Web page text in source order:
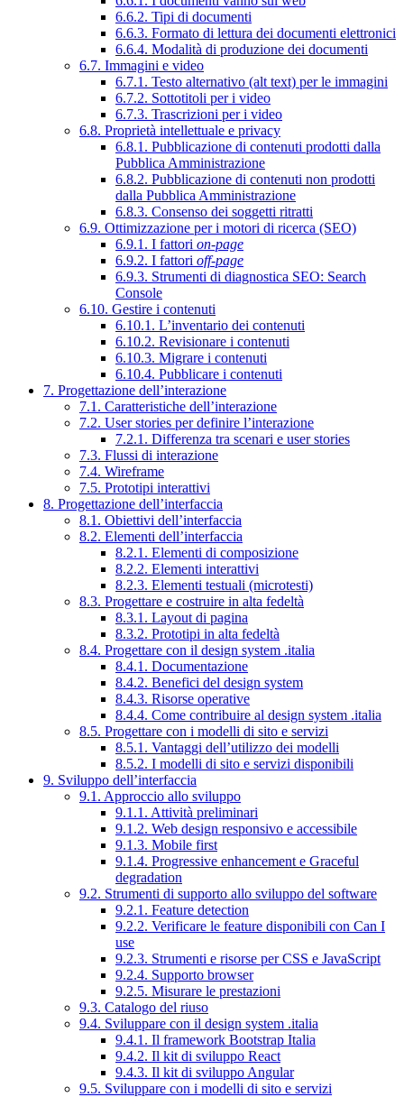
6.6.2. Tipi di documenti
6.6.3. Formato di lettura dei documenti elettronici
6.6.4. Modalità di produzione dei documenti
6.7. Immagini e video
6.7.1. Testo alternativo (alt text) per le immagini
6.7.2. Sottotitoli per i video
6.7.3. Trascrizioni per i video
6.8. Proprietà intellettuale e privacy
6.8.1. Pubblicazione di contenuti prodotti dalla
Pubblica Amministrazione
6.8.2. Pubblicazione di contenuti non prodotti
dalla Pubblica Amministrazione
6.8.3. Consenso dei soggetti ritratti
6.9. Ottimizzazione per i motori di ricerca (SEO)
6.9.1. I fattori on-page
6.9.2. I fattori off-page
6.9.3. Strumenti di diagnostica SEO: Search
Console
6.10. Gestire i contenuti
6.10.1. L’inventario dei contenuti
6.10.2. Revisionare i contenuti
6.10.3. Migrare i contenuti
6.10.4. Pubblicare i contenuti
7. Progettazione dell’interazione
7.1. Caratteristiche dell’interazione
7.2. User stories per definire l’interazione
7.2.1. Differenza tra scenari e user stories
7.3. Flussi di interazione
7.4. Wireframe
7.5. Prototipi interattivi
8. Progettazione dell’interfaccia
8.1. Obiettivi dell’interfaccia
8.2. Elementi dell’interfaccia
8.2.1. Elementi di composizione
8.2.2. Elementi interattivi
8.2.3. Elementi testuali (microtesti)
8.3. Progettare e costruire in alta fedeltà
8.3.1. Layout di pagina
8.3.2. Prototipi in alta fedeltà
8.4. Progettare con il design system .italia
8.4.1. Documentazione
8.4.2. Benefici del design system
8.4.3. Risorse operative
8.4.4. Come contribuire al design system .italia
8.5. Progettare con i modelli di sito e servizi
8.5.1. Vantaggi dell’utilizzo dei modelli
8.5.2. I modelli di sito e servizi disponibili
9. Sviluppo dell’interfaccia
9.1. Approccio allo sviluppo
9.1.1. Attività preliminari
9.1.2. Web design responsivo e accessibile
9.1.3. Mobile first
9.1.4. Progressive enhancement e Graceful
degradation
9.2. Strumenti di supporto allo sviluppo del software
9.2.1. Feature detection
9.2.2. Verificare le feature disponibili con Can I
use
9.2.3. Strumenti e risorse per CSS e JavaScript
9.2.4. Supporto browser
9.2.5. Misurare le prestazioni
9.3. Catalogo del riuso
9.4. Sviluppare con il design system .italia
9.4.1. Il framework Bootstrap Italia
9.4.2. Il kit di sviluppo React
9.4.3. Il kit di sviluppo Angular
9.5. Sviluppare con i modelli di sito e servizi